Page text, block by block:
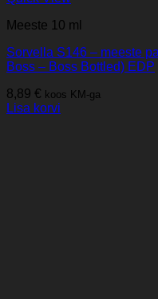
Meeste 10 ml
Sorvella S146 – meeste
Boss – Boss Bottled) EDP
8,89 € koos KM-ga
Lisa korvi